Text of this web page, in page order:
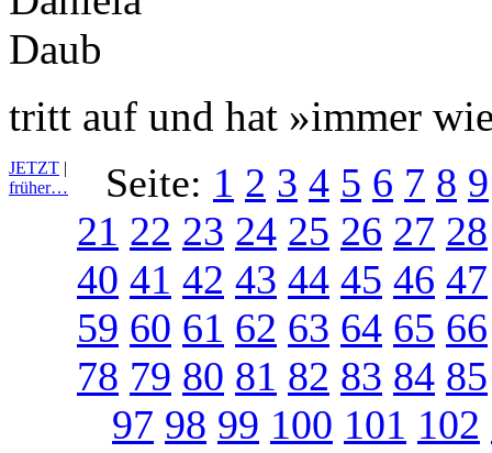
tritt auf und hat »immer
JETZT |
früher…
Seite: 1 2 3 4 5 6 7 8 9
21 22 23 24 25 26 27 28
40 41 42 43 44 45 46 47
59 60 61 62 63 64 65 66
78 79 80 81 82 83 84 85
97 98 99 100 101 102